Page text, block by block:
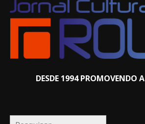
DESDE 1994 PROMOVENDO
Pesquisar